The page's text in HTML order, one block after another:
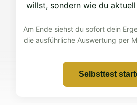
willst, sondern wie du
Am Ende siehst du sofort dein
die ausführliche Auswertung per
Selbsttest